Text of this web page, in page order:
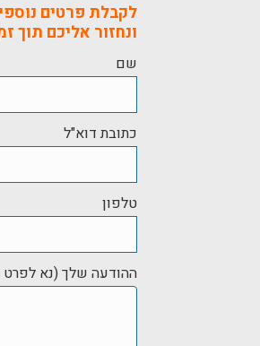
לקבלת פרטים
ונחזור אליכם תוך
שם
כתובת דוא"ל
טלפון
ההודעה שלך (נא לפרט